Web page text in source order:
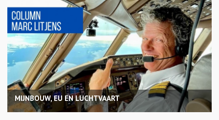
MIJNBOUW, EU EN LUCHTVAART